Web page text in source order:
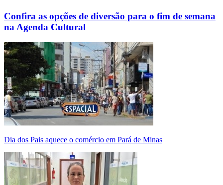
Confira as opções de diversão para o fim de semana
na Agenda Cultural
Dia dos Pais aquece o comércio em Pará de Minas